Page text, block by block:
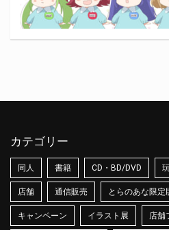
カテゴリー
同人 書籍 CD・BD/DVD
店舗 通信販売 とらのあな限定
キャンペーン イラスト展 店舗